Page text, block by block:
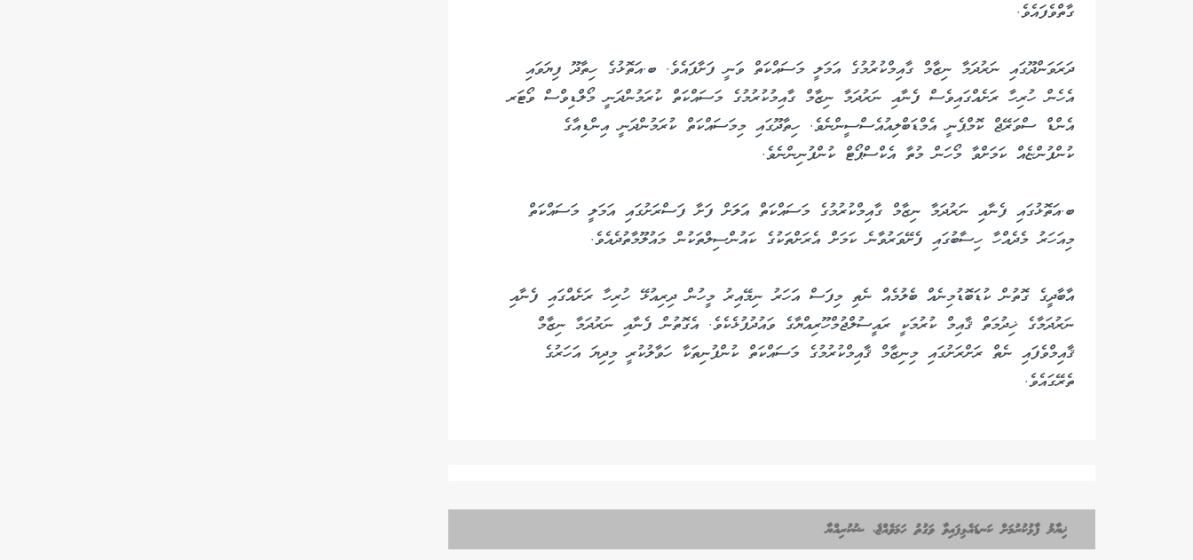
ގާތްވެފައެވެ.
ދަރަވަންދޫގައި ނަރުދަމާ ނިޒާމް ގާއިމްކުރުމުގެ އަމަލީ މަސައްކަތް ވަނީ ފަށާފައެވެ. ބ.އަތޮޅުގެ ހިތާދޫ ފިޔަވައި
އެހެން ހުރިހާ ރަށެއްގައިވެސް ފެނާއި ނަރުދަމާ ނިޒާމް ގާއިމުކުރުމުގެ މަސައްކަތް ކުރަމުންދަނީ މޯލްޑިވްސް ވޯޓަރ
އެންޑް ސްވަރޭޖް ކޮމްޕެނީ އެމްޑަބްލިއުއެސްސީންނެވެ. ހިތާދޫގައި މިމަސައްކަތް ކުރަމުންދަނީ އިންޑިއާގެ
ކުންފުންޏެއް ކަމަށްވާ މޯހަން މުތާ އެކްސްޕޯޓް ކުންފުނިންނެވެ.
ބ.އަތޮޅުގައި ފެނާއި ނަރުދަމާ ނިޒާމް ގާއިމްކުރުމުގެ މަސައްކަތް އަލަށް ފަށާ ފަސްރަށުގައި އަމަލީ މަސައްކަތް
މިއަހަރު މެދެއްހާ ހިސާބުގައި ފެށޭވަރުވާނެ ކަމަށް އެރަށްތަކުގެ ކައުންސިލްތަކުން މައުލޫމާތުދެއެވެ.
އާބާދީގެ ގޮތުން ކުޑަބޮޑުމިނެއް ބެލުމެއް ނެތި މިފަސް އަހަރު ނިމޭއިރު މީހުން ދިރިއުޅޭ ހުރިހާ ރަށެއްގައި ފެނާއި
ނަރުދަމާގެ ޚިދުމަތް ޤާއިމް ކުރުމަކީ ރައީސުލްޖުމްހޫރިއްޔާގެ ވައުދުފުޅެކެވެ. އެގޮތުން ފެނާއި ނަރުދަމާ ނިޒާމް
ޤާއިމްވެފައި ނެތް ރަށްރަށުގައި މިނިޒާމް ޤާއިމްކުރުމުގެ މަސައްކަތް ކުންފުނިތަކާ ހަވާލުކުރީ މިދިޔަ އަހަރުގެ
ތެރޭގައެވެ.
ޚިޔާލު ފާޅުކުރުމަށް ކަނޑައެޅިފައިވާ ވަގުތު ހަމަވެއްޖެ، ޝުކުރިއްޔާ